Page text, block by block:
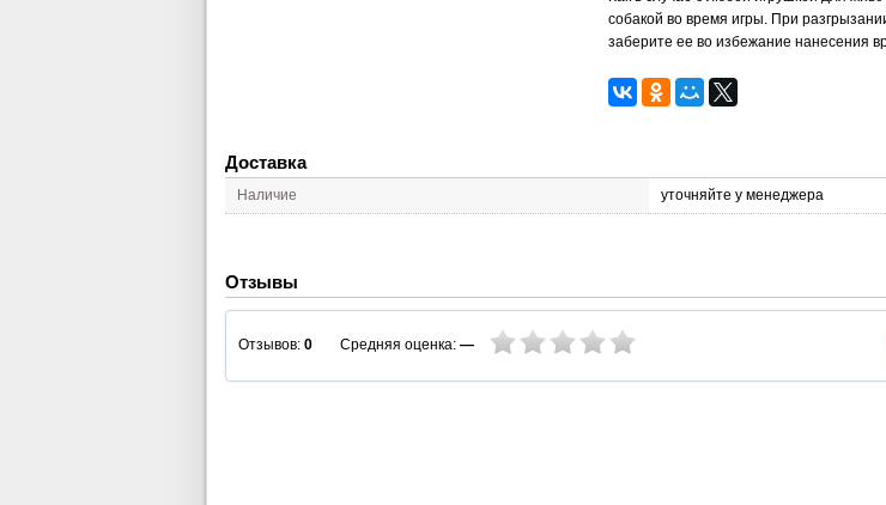
собакой во время игры. При
заберите ее во избежание нанесения
Доставка
Наличие уточняйте у менеджера
Отзывы
Отзывов: 0 Средняя оценка: —